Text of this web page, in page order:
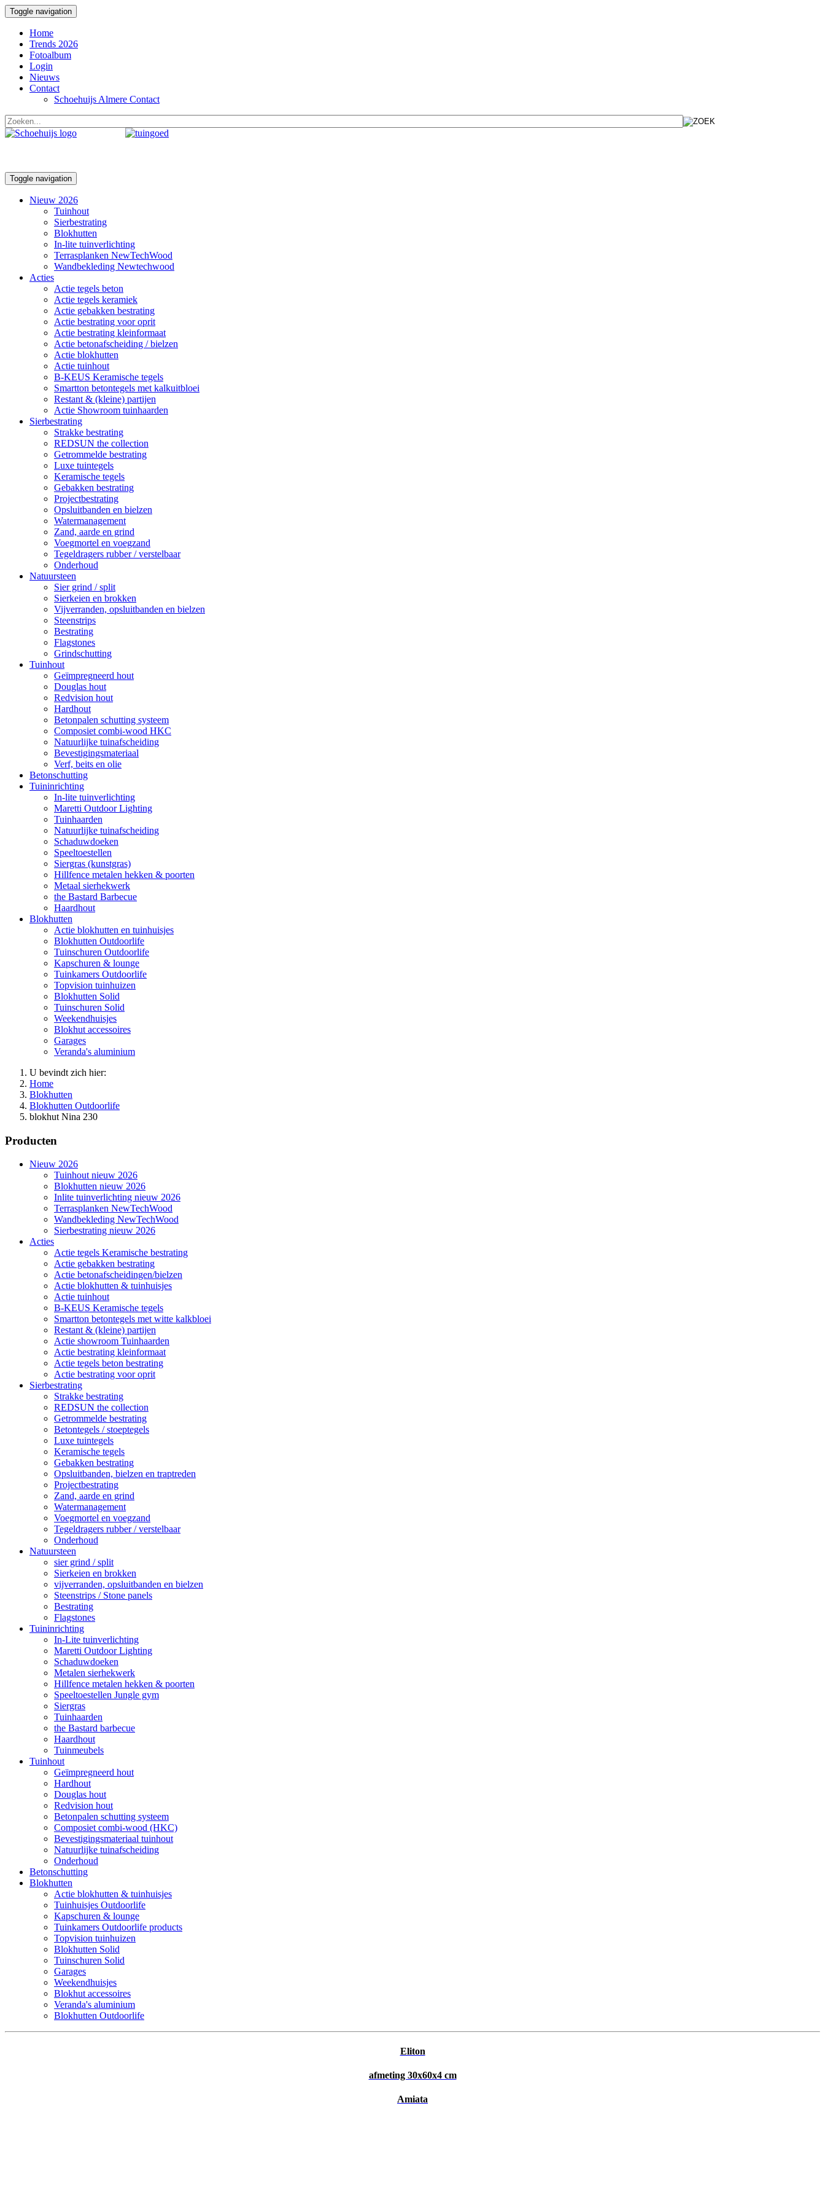
Toggle navigation
Home
Trends 2026
Fotoalbum
Login
Nieuws
Contact
Schoehuijs Almere Contact
Toggle navigation
Nieuw 2026
Tuinhout
Sierbestrating
Blokhutten
In-lite tuinverlichting
Terrasplanken NewTechWood
Wandbekleding Newtechwood
Acties
Actie tegels beton
Actie tegels keramiek
Actie gebakken bestrating
Actie bestrating voor oprit
Actie bestrating kleinformaat
Actie betonafscheiding / bielzen
Actie blokhutten
Actie tuinhout
B-KEUS Keramische tegels
Smartton betontegels met kalkuitbloei
Restant & (kleine) partijen
Actie Showroom tuinhaarden
Sierbestrating
Strakke bestrating
REDSUN the collection
Getrommelde bestrating
Luxe tuintegels
Keramische tegels
Gebakken bestrating
Projectbestrating
Opsluitbanden en bielzen
Watermanagement
Zand, aarde en grind
Voegmortel en voegzand
Tegeldragers rubber / verstelbaar
Onderhoud
Natuursteen
Sier grind / split
Sierkeien en brokken
Vijverranden, opsluitbanden en bielzen
Steenstrips
Bestrating
Flagstones
Grindschutting
Tuinhout
Geïmpregneerd hout
Douglas hout
Redvision hout
Hardhout
Betonpalen schutting systeem
Composiet combi-wood HKC
Natuurlijke tuinafscheiding
Bevestigingsmateriaal
Verf, beits en olie
Betonschutting
Tuininrichting
In-lite tuinverlichting
Maretti Outdoor Lighting
Tuinhaarden
Natuurlijke tuinafscheiding
Schaduwdoeken
Speeltoestellen
Siergras (kunstgras)
Hillfence metalen hekken & poorten
Metaal sierhekwerk
the Bastard Barbecue
Haardhout
Blokhutten
Actie blokhutten en tuinhuisjes
Blokhutten Outdoorlife
Tuinschuren Outdoorlife
Kapschuren & lounge
Tuinkamers Outdoorlife
Topvision tuinhuizen
Blokhutten Solid
Tuinschuren Solid
Weekendhuisjes
Blokhut accessoires
Garages
Veranda's aluminium
U bevindt zich hier:
Home
Blokhutten
Blokhutten Outdoorlife
blokhut Nina 230
Producten
Nieuw 2026
Tuinhout nieuw 2026
Blokhutten nieuw 2026
Inlite tuinverlichting nieuw 2026
Terrasplanken NewTechWood
Wandbekleding NewTechWood
Sierbestrating nieuw 2026
Acties
Actie tegels Keramische bestrating
Actie gebakken bestrating
Actie betonafscheidingen/bielzen
Actie blokhutten & tuinhuisjes
Actie tuinhout
B-KEUS Keramische tegels
Smartton betontegels met witte kalkbloei
Restant & (kleine) partijen
Actie showroom Tuinhaarden
Actie bestrating kleinformaat
Actie tegels beton bestrating
Actie bestrating voor oprit
Sierbestrating
Strakke bestrating
REDSUN the collection
Getrommelde bestrating
Betontegels / stoeptegels
Luxe tuintegels
Keramische tegels
Gebakken bestrating
Opsluitbanden, bielzen en traptreden
Projectbestrating
Zand, aarde en grind
Watermanagement
Voegmortel en voegzand
Tegeldragers rubber / verstelbaar
Onderhoud
Natuursteen
sier grind / split
Sierkeien en brokken
vijverranden, opsluitbanden en bielzen
Steenstrips / Stone panels
Bestrating
Flagstones
Tuininrichting
In-Lite tuinverlichting
Maretti Outdoor Lighting
Schaduwdoeken
Metalen sierhekwerk
Hillfence metalen hekken & poorten
Speeltoestellen Jungle gym
Siergras
Tuinhaarden
the Bastard barbecue
Haardhout
Tuinmeubels
Tuinhout
Geïmpregneerd hout
Hardhout
Douglas hout
Redvision hout
Betonpalen schutting systeem
Composiet combi-wood (HKC)
Bevestigingsmateriaal tuinhout
Natuurlijke tuinafscheiding
Onderhoud
Betonschutting
Blokhutten
Actie blokhutten & tuinhuisjes
Tuinhuisjes Outdoorlife
Kapschuren & lounge
Tuinkamers Outdoorlife products
Topvision tuinhuizen
Blokhutten Solid
Tuinschuren Solid
Garages
Weekendhuisjes
Blokhut accessoires
Veranda's aluminium
Blokhutten Outdoorlife
Eliton
afmeting 30x60x4 cm
Amiata